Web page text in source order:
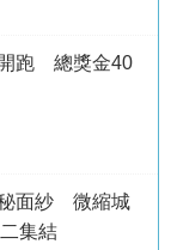
跑 總獎金40
秘面紗 微縮城
集結